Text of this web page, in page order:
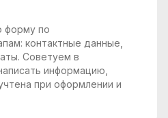
форму по
контактные данные,
Советуем в
информацию,
при оформлении и